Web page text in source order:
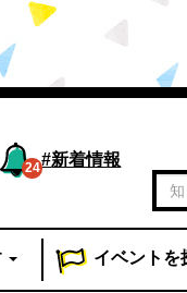
#新着情報
24
イベント を